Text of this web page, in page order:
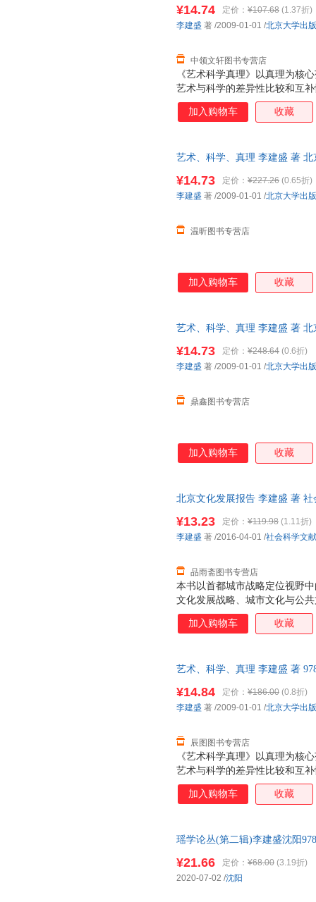
《艺术科学真理》以真理为核
艺术与科学的差异性比较和互
背景，以杰出艺术家与伟大科
术、科学与真理的关系的对立
以对立性的观点理解艺术与科
《艺术科学真理》由导论和八
术与科学真理的经验、艺术与
¥14.74 定价： ¥107.68 (1.37折)
中领文轩图书专营店
李建盛 著 /2009-01-01 /北京大学出
加入购物车 收藏
艺术、科学、真理 李建盛 著
¥14.73 定价： ¥227.26 (0.65折)
温昕图书专营店
李建盛 著 /2009-01-01 /北京大学出
加入购物车 收藏
艺术、科学、真理 李建盛 著
¥14.73 定价： ¥248.64 (0.6折)
鼎鑫图书专营店
李建盛 著 /2009-01-01 /北京大学出
加入购物车 收藏
北京文化发展报告 李建盛 著
本书以首都城市战略定位视野
文化发展战略、城市文化与公
历史文化名城保护与文化交流
新进展、新成就和新动态，并
¥13.23 定价： ¥119.98 (1.11折)
品雨斋图书专营店
李建盛 著 /2016-04-01 /社会科学文
加入购物车 收藏
艺术、科学、真理 李建盛 著
《艺术科学真理》以真理为核
艺术与科学的差异性比较和互
背景，以杰出艺术家与伟大科
术、科学与真理的关系的对立
以对立性的观点理解艺术与科
《艺术科学真理》由导论和八
术与科学真理的经验、艺术与
¥14.84 定价： ¥186.00 (0.8折)
辰图图书专营店
李建盛 著 /2009-01-01 /北京大学出
加入购物车 收藏
瑶学论丛(第二辑)李建盛沈阳
¥21.66 定价： ¥68.00 (3.19折)
2020-07-02 /沈阳